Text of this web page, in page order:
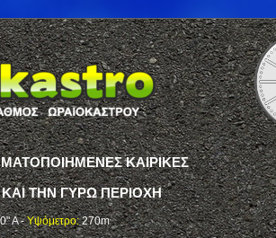
ΚΑΙΡΙΚΕΣ
ΤΗΝ ΓΥΡΩ ΠΕΡΙΟΧΗ
Α -Υψόμετρο:270m